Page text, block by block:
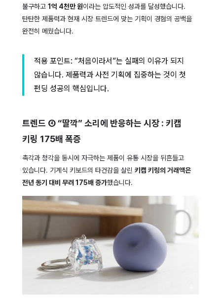
불구하고 1억 4천만 원이라는 압도적인 성과를 달성했습니다.
탄탄한 제품력과 현재 시장 트렌드에 맞는 기획이 경험의 공백을
완전히 메웠습니다.
적용 포인트: “처음이라서”는 실패의 이유가 되지
않습니다. 제품력과 사전 기획에 집중하는 것이 첫
펀딩 성공의 핵심입니다.
트렌드 ④ “딸깍” 소리에 반응하는 시장 : 키캡
키링 175배 폭증
촉각과 청각을 동시에 자극하는 제품이 유통 시장을 뒤흔들고
있습니다. 기계식 키보드의 타건감을 살린 키캡 키링의 거래액은
전년 동기 대비 무려 175배 증가했습니다.